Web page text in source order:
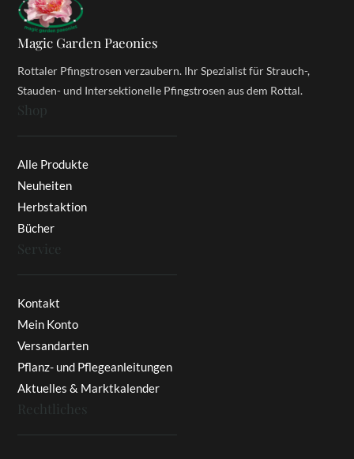
Magic Garden Paeonies
Rottaler Pfingstrosen verzaubern. Ihr Spezialist für Strauch-,
Stauden- und Intersektionelle Pfingstrosen aus dem Rottal.
Shop
Alle Produkte
Neuheiten
Herbstaktion
Bücher
Service
Kontakt
Mein Konto
Versandarten
Pflanz- und Pflegeanleitungen
Aktuelles & Marktkalender
Rechtliches